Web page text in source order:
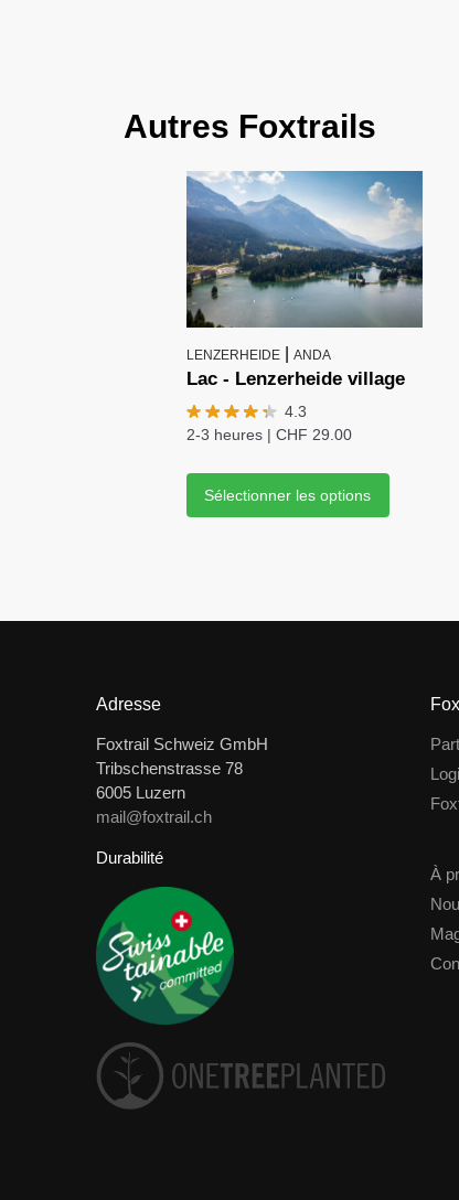
Autres Foxtrails
LENZERHEIDE| ANDA
Lac - Lenzerheide village
4.3
2-3 heures| CHF 29.00
Sélectionner les options
Adresse
Foxtrail Schweiz GmbH
Tribschenstrasse 78
6005 Luzern
mail@foxtrail.ch
Durabilité
À